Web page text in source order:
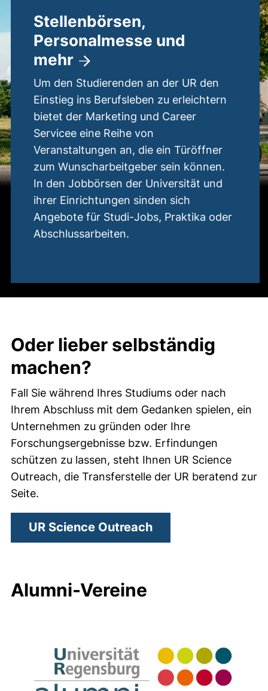
Stellenbörsen,
Personalmesse und
mehr
Um den Studierenden an der UR den
Einstieg ins Berufsleben zu erleichtern
bietet der Marketing und Career
Servicee eine Reihe von
Veranstaltungen an, die ein Türöffner
zum Wunscharbeitgeber sein können.
In den Jobbörsen der Universität und
ihrer Einrichtungen sinden sich
Angebote für Studi-Jobs, Praktika oder
Abschlussarbeiten.
Oder lieber selbständig
machen?
Fall Sie während Ihres Studiums oder nach
Ihrem Abschluss mit dem Gedanken spielen, ein
Unternehmen zu gründen oder Ihre
Forschungsergebnisse bzw. Erfindungen
schützen zu lassen, steht Ihnen UR Science
Outreach, die Transferstelle der UR beratend zur
Seite.
UR Science Outreach
Alumni-Vereine